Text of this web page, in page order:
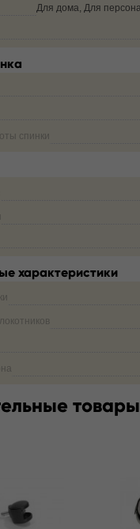
Для дома, Для
спинки
характеристики
товары